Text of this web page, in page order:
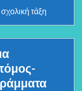
τάξη